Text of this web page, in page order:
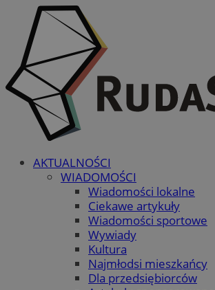
AKTUALNOŚCI
WIADOMOŚCI
Wiadomości lokalne
Ciekawe artykuły
Wiadomości sportowe
Wywiady
Kultura
Najmłodsi mieszkańcy
Dla przedsiębiorców